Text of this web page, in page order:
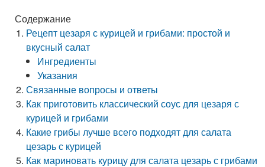
Содержание
Рецепт цезаря с курицей и грибами: простой и
вкусный салат
Ингредиенты
Указания
Связанные вопросы и ответы
Как приготовить классический соус для цезаря с
курицей и грибами
Какие грибы лучше всего подходят для салата
цезарь с курицей
Как мариновать курицу для салата цезарь с грибами